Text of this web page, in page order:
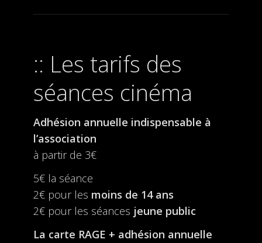
Les tarifs des
séances cinéma
Adhésion annuelle indispensable à
l’association
à partir de 3€
5€ la séance
2€ pour les moins de 14 ans
2€ pour les séances jeune public
La carte RAGE + adhésion annuelle